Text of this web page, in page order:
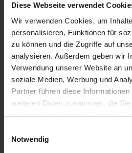
Diese Webseite verwendet
Wir verwenden Cookies, um
personalisieren, Funktionen für
zu können und die Zugriffe auf
analysieren. Außerdem geben wir
Verwendung unserer Website an
soziale Medien, Werbung und
Partner führen diese
weiteren Daten zusammen, die
haben oder die sie im Rahmen
Notwendig
A-ROSA Flussschiff GmbH
Nicko Cruises Flussreisen
PLANTOURS Kreuzfahrten
AMADEUS Flusskreuzfahrten
1AVista Flussreisen
TOP Reiseziele
Flussreisen Deutschland
Flussreise Osteuropa
Asien Flusskreuzfahrten
Nilkreuzfahrt